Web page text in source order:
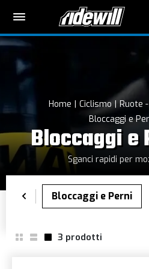
Home Ciclismo Ruote
Bloccaggi e
Bloccaggi e
Sganci rapidi per
3 prodotti